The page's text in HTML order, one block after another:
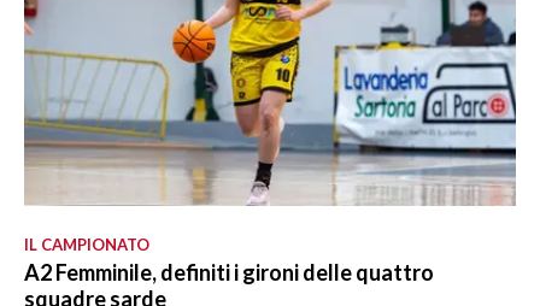
IL CAMPIONATO
A2 Femminile, definiti i gironi delle quattro
squadre sarde